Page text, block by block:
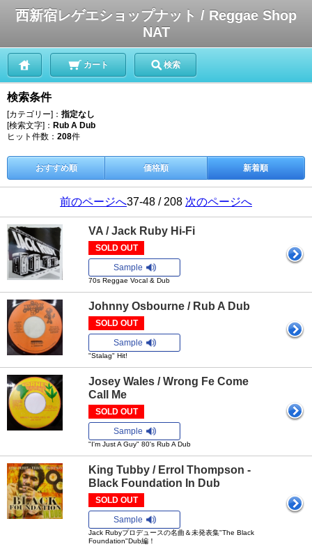
西新宿レゲエショップナット / Reggae Shop
NAT
カート 検索
検索条件
[カテゴリー]： 指定なし
[検索文字]： Rub A Dub
ヒット件数： 208件
おすすめ順 価格順 新着順
前のページへ37-48 / 208 次のページへ
VA / Jack Ruby Hi-Fi
SOLD OUT
Sample
70s Reggae Vocal & Dub
Johnny Osbourne / Rub A Dub
SOLD OUT
Sample
"Stalag" Hit!
Josey Wales / Wrong Fe Come
Call Me
SOLD OUT
Sample
"I'm Just A Guy" 80's Rub A Dub
King Tubby / Errol Thompson -
Black Foundation In Dub
SOLD OUT
Sample
Jack Rubyプロデュースの名曲＆未発表集"The Black
Foundation"Dub編！